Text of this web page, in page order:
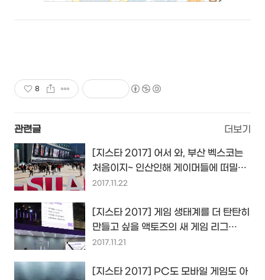
8
관련글 더보기
[지스타 2017] 어서 와, 부산 벡스코는
처음이지~ 인산인해 게이머들에 떠밀리
듯 지켜본 G-star 후기...
2017.11.22
[지스타 2017] 게임 생태계를 더 탄탄히
만들고 싶을 액토즈의 새 게임 리그
WEGL과 트위치 게임 방송...
2017.11.21
[지스타 2017] PC도 모바일 게임도 아